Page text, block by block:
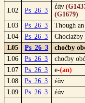
L02 Ps_26_3
ἐὰν
(G1679)
L03
Ps_26_3
Though
L04
Ps_26_3
Chociażby
L05
Ps_26_3
choćby
L06
Ps_26_3 choćby
L07
Ps_26_3 e-(an)
L08
Ps_26_3 ἐὰν
L09
Ps_26_3 ἐάν